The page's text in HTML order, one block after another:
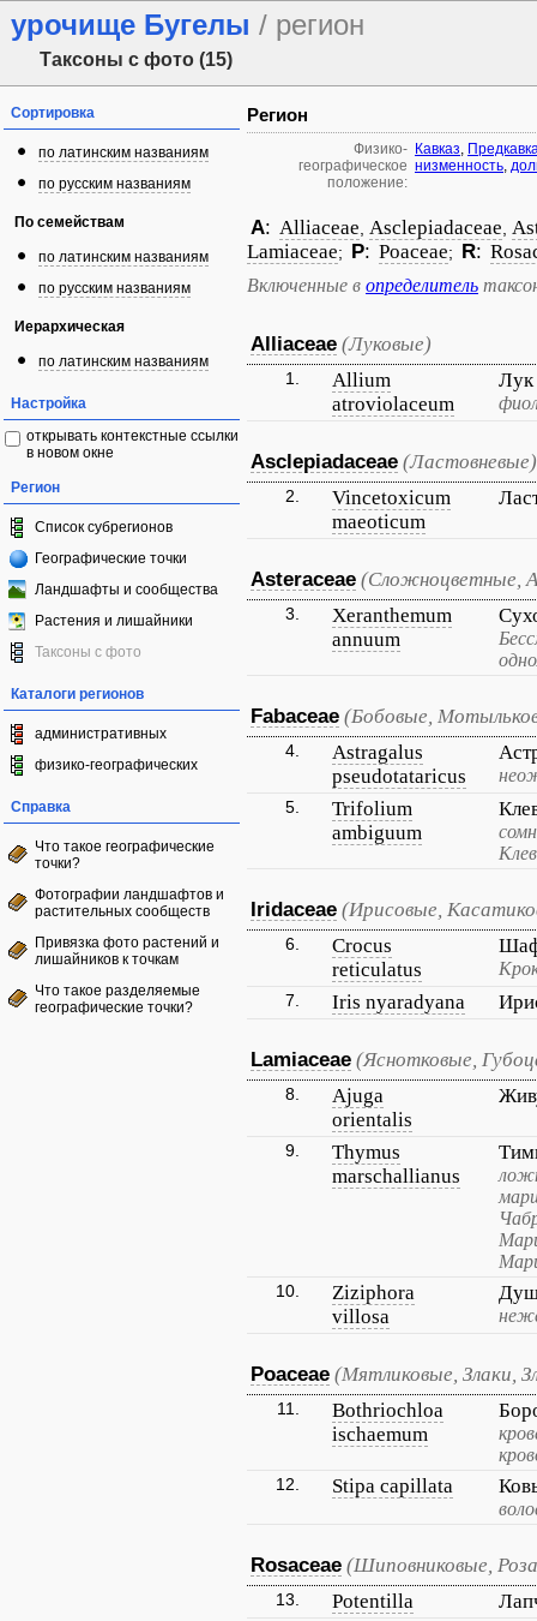
урочище Бугелы / регион
Таксоны с фото (15)
Сортировка
по латинским названиям
по русским названиям
По семействам
по латинским названиям
по русским названиям
Иерархическая
по латинским названиям
Настройка
открывать контекстные ссылки
в новом окне
Регион
Список субрегионов
Географические точки
Ландшафты и сообщества
Растения и лишайники
Таксоны с фото
Каталоги регионов
административных
физико-географических
Справка
Что такое географические
точки?
Фотографии ландшафтов и
растительных сообществ
Привязка фото растений и
лишайников к точкам
Что такое разделяемые
географические точки?
Регион
Физико-
географическое
положение:
Кавказ,
низменность,
A: Alliaceae Asclepiadaceae
Lamiaceae; P: Poaceae; R:
Включенные в определитель
Alliaceae (Луковые)
1.
Allium
atroviolaceum
Лук
Asclepiadaceae (Ластовневые)
2.
Vincetoxicum
maeoticum
Asteraceae (Сложноцветные,
3.
Xeranthemum
annuum
Fabaceae (Бобовые,
4.
Astragalus
pseudotataricus
5.
Trifolium
ambiguum
Iridaceae (Ирисовые,
6.
Crocus
reticulatus
7. Iris nyaradyana
Lamiaceae (Яснотковые,
8.
Ajuga
orientalis
9.
Thymus
marschallianus
10.
Ziziphora
villosa
Poaceae (Мятликовые, Злаки,
11.
Bothriochloa
ischaemum
12. Stipa capillata
Rosaceae (Шиповниковые,
13. Potentilla